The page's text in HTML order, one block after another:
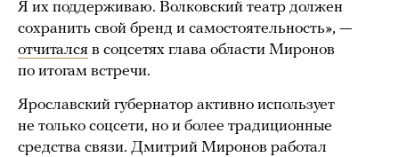
Я их поддерживаю. Волковский театр должен
сохранить свой бренд и самостоятельность», —
отчитался в соцсетях глава области Миронов
по итогам встречи.
Ярославский губернатор активно использует
не только соцсети, но и более традиционные
средства связи. Дмитрий Миронов работал